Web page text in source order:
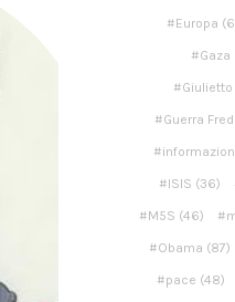
Europa
Gaza
Guerra
ISIS (36)
M5S (46)
Obama (87)
pace (48)